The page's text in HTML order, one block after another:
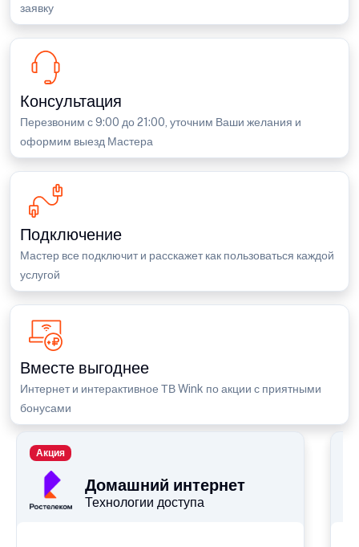
заявку
Консультация
Перезвоним с 9:00 до 21:00, уточним Ваши желания и
оформим выезд Мастера
Подключение
Мастер все подключит и расскажет как пользоваться каждой
услугой
Вместе выгоднее
Интернет и интерактивное ТВ Wink по акции с приятными
бонусами
Домашний интернет
Технологии доступа
Акция